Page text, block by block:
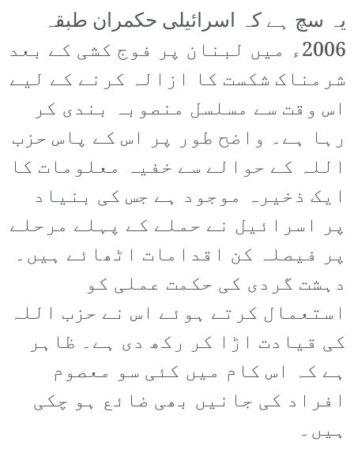
یہ سچ ہے کہ اسرائیلی حکمران طبقہ
2006ء میں لبنان پر فوج کشی کے بعد
شرمناک شکست کا ازالہ کرنے کے لیے
اس وقت سے مسلسل منصوبہ بندی کر
رہا ہے۔ واضح طور پر اس کے پاس حزب
اللہ کے حوالے سے خفیہ معلومات کا
ایک ذخیرہ موجود ہے جس کی بنیاد
پر اسرائیل نے حملے کے پہلے مرحلے
پر فیصلہ کن اقدامات اٹھائے ہیں۔
دہشت گردی کی حکمت عملی کو
استعمال کرتے ہوئے اس نے حزب اللہ
کی قیادت اڑا کر رکھ دی ہے۔ ظاہر
ہے کہ اس کام میں کئی سو معصوم
افراد کی جانیں بھی ضائع ہو چکی
ہیں۔